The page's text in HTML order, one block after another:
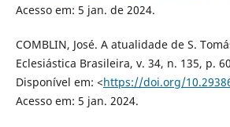
Acesso em: 5 jan. de 2024.
COMBLIN, José. A atualidade de S.
Eclesiástica Brasileira, v. 34, n. 135, p.
Disponível em: <https://doi.org/
Acesso em: 5 jan. 2024.